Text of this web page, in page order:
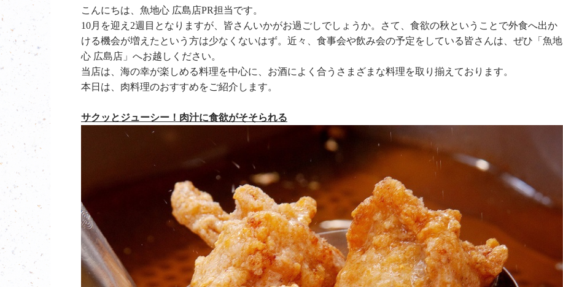
こんにちは、魚地心 広島店PR担当です。
10月を迎え2週目となりますが、皆さんいかがお過ごしでしょうか。さて、食欲の秋ということで外食へ出か
ける機会が増えたという方は少なくないはず。近々、食事会や飲み会の予定をしている皆さんは、ぜひ「魚地
心 広島店」へお越しください。
当店は、海の幸が楽しめる料理を中心に、お酒によく合うさまざまな料理を取り揃えております。
本日は、肉料理のおすすめをご紹介します。
サクッとジューシー！肉汁に食欲がそそられる